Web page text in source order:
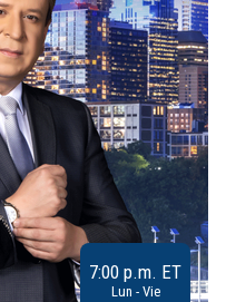
7:00 p.m. ET
Lun - Vie